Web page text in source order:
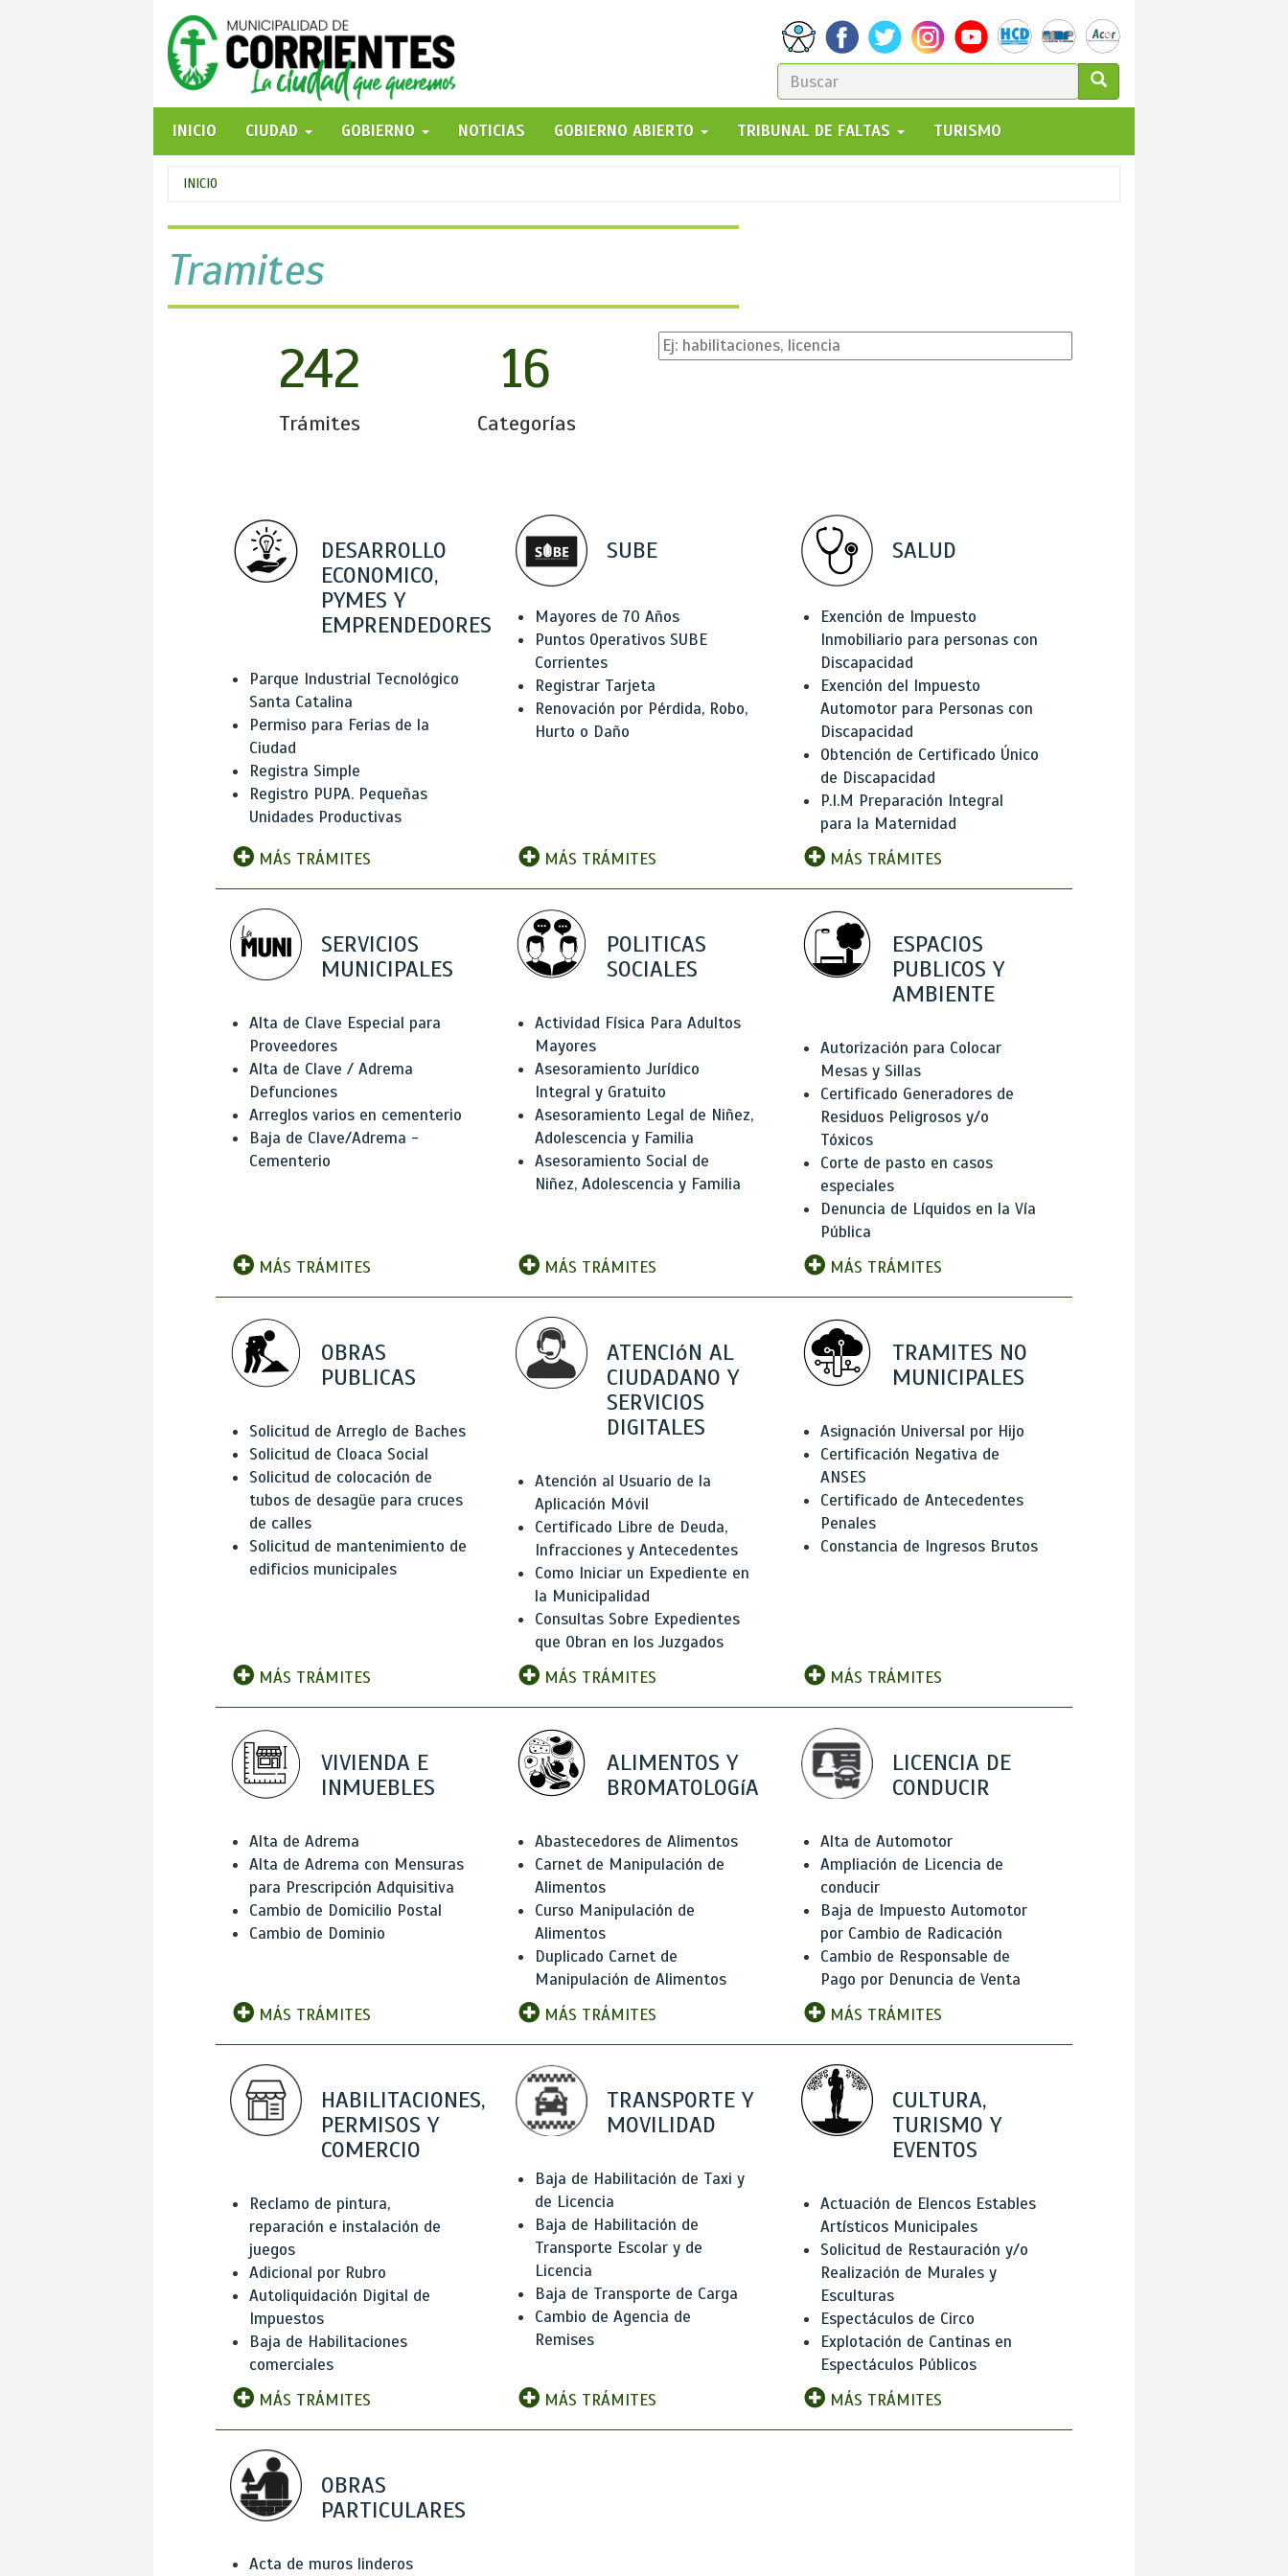
FORMULARIO
DE
BÚSQUEDA
GO!
INICIO
CIUDAD GOBIERNO NOTICIAS GOBIERNO ABIERTO TRIBUNAL DE FALTAS TURISMO
Se
encuentra
usted
aquí
INICIO
Tramites
242
Trámites
16
Categorías
DESARROLLO
ECONOMICO,
PYMES Y
EMPRENDEDORES
Parque Industrial Tecnológico
Santa Catalina
Permiso para Ferias de la
Ciudad
Registra Simple
Registro PUPA. Pequeñas
Unidades Productivas
MÁS TRÁMITES
SUBE
Mayores de 70 Años
Puntos Operativos SUBE
Corrientes
Registrar Tarjeta
Renovación por Pérdida, Robo,
Hurto o Daño
MÁS TRÁMITES
SALUD
Exención de Impuesto
Inmobiliario para personas con
Discapacidad
Exención del Impuesto
Automotor para Personas con
Discapacidad
Obtención de Certificado Único
de Discapacidad
P.I.M Preparación Integral
para la Maternidad
MÁS TRÁMITES
SERVICIOS
MUNICIPALES
Alta de Clave Especial para
Proveedores
Alta de Clave / Adrema
Defunciones
Arreglos varios en cementerio
Baja de Clave/Adrema -
Cementerio
MÁS TRÁMITES
POLITICAS
SOCIALES
Actividad Física Para Adultos
Mayores
Asesoramiento Jurídico
Integral y Gratuito
Asesoramiento Legal de Niñez,
Adolescencia y Familia
Asesoramiento Social de
Niñez, Adolescencia y Familia
MÁS TRÁMITES
ESPACIOS
PUBLICOS Y
AMBIENTE
Autorización para Colocar
Mesas y Sillas
Certificado Generadores de
Residuos Peligrosos y/o
Tóxicos
Corte de pasto en casos
especiales
Denuncia de Líquidos en la Vía
Pública
MÁS TRÁMITES
OBRAS
PUBLICAS
Solicitud de Arreglo de Baches
Solicitud de Cloaca Social
Solicitud de colocación de
tubos de desagüe para cruces
de calles
Solicitud de mantenimiento de
edificios municipales
MÁS TRÁMITES
ATENCIóN AL
CIUDADANO Y
SERVICIOS
DIGITALES
Atención al Usuario de la
Aplicación Móvil
Certificado Libre de Deuda,
Infracciones y Antecedentes
Como Iniciar un Expediente en
la Municipalidad
Consultas Sobre Expedientes
que Obran en los Juzgados
MÁS TRÁMITES
TRAMITES NO
MUNICIPALES
Asignación Universal por Hijo
Certificación Negativa de
ANSES
Certificado de Antecedentes
Penales
Constancia de Ingresos Brutos
MÁS TRÁMITES
VIVIENDA E
INMUEBLES
Alta de Adrema
Alta de Adrema con Mensuras
para Prescripción Adquisitiva
Cambio de Domicilio Postal
Cambio de Dominio
MÁS TRÁMITES
ALIMENTOS Y
BROMATOLOGíA
Abastecedores de Alimentos
Carnet de Manipulación de
Alimentos
Curso Manipulación de
Alimentos
Duplicado Carnet de
Manipulación de Alimentos
MÁS TRÁMITES
LICENCIA DE
CONDUCIR
Alta de Automotor
Ampliación de Licencia de
conducir
Baja de Impuesto Automotor
por Cambio de Radicación
Cambio de Responsable de
Pago por Denuncia de Venta
MÁS TRÁMITES
HABILITACIONES,
PERMISOS Y
COMERCIO
Reclamo de pintura,
reparación e instalación de
juegos
Adicional por Rubro
Autoliquidación Digital de
Impuestos
Baja de Habilitaciones
comerciales
MÁS TRÁMITES
TRANSPORTE Y
MOVILIDAD
Baja de Habilitación de Taxi y
de Licencia
Baja de Habilitación de
Transporte Escolar y de
Licencia
Baja de Transporte de Carga
Cambio de Agencia de
Remises
MÁS TRÁMITES
CULTURA,
TURISMO Y
EVENTOS
Actuación de Elencos Estables
Artísticos Municipales
Solicitud de Restauración y/o
Realización de Murales y
Esculturas
Espectáculos de Circo
Explotación de Cantinas en
Espectáculos Públicos
MÁS TRÁMITES
OBRAS
PARTICULARES
Acta de muros linderos